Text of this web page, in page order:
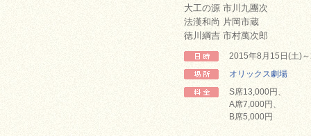
大工の源 市川九團次
法漢和尚 片岡市蔵
徳川綱吉 市村萬次郎
2015年8月15日(土)
オリックス劇場
S席13,000円、
A席7,000円、
B席5,000円